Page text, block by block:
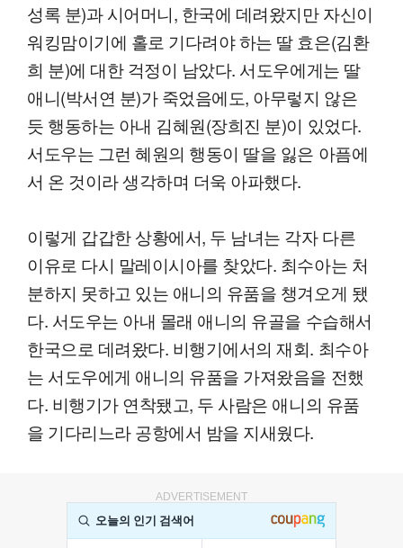
성록 분)과 시어머니, 한국에 데려왔지만 자신이
워킹맘이기에 홀로 기다려야 하는 딸 효은(김환
희 분)에 대한 걱정이 남았다. 서도우에게는 딸
애니(박서연 분)가 죽었음에도, 아무렇지 않은
듯 행동하는 아내 김혜원(장희진 분)이 있었다.
서도우는 그런 혜원의 행동이 딸을 잃은 아픔에
서 온 것이라 생각하며 더욱 아파했다.
이렇게 갑갑한 상황에서, 두 남녀는 각자 다른
이유로 다시 말레이시아를 찾았다. 최수아는 처
분하지 못하고 있는 애니의 유품을 챙겨오게 됐
다. 서도우는 아내 몰래 애니의 유골을 수습해서
한국으로 데려왔다. 비행기에서의 재회. 최수아
는 서도우에게 애니의 유품을 가져왔음을 전했
다. 비행기가 연착됐고, 두 사람은 애니의 유품
을 기다리느라 공항에서 밤을 지새웠다.
ADVERTISEMENT